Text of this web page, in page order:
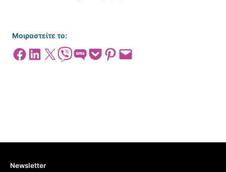
Μοιραστείτε το:
Share on Facebook
Share on LinkedIn
Share on X Share on ViberShare on SMSShare on Pocket
Share on Pinterest
Email this Page
Newsletter